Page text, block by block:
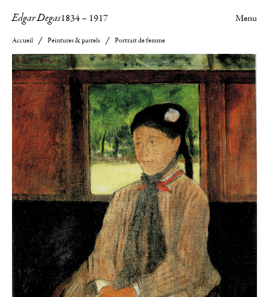
Edgar Degas1834– 1917 Menu
Accueil Peintures & pastels Portrait de femme